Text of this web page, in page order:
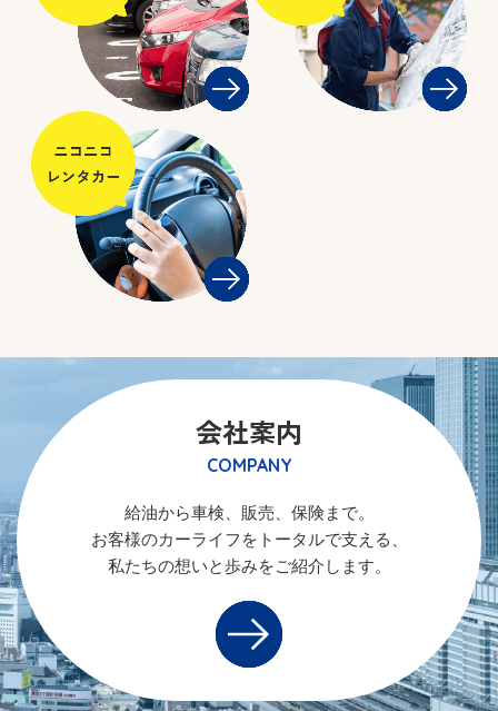
会社案内
COMPANY
給油から車検、販売、保険まで。
お客様のカーライフをトータルで支える、
私たちの想いと歩みをご紹介します。